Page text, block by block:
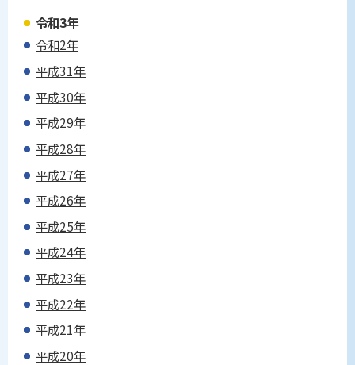
令和3年
令和2年
平成31年
平成30年
平成29年
平成28年
平成27年
平成26年
平成25年
平成24年
平成23年
平成22年
平成21年
平成20年